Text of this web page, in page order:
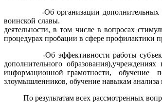
-Об организации дополнительных мер по
воинской славы. -Об
деятельности, в том числе в вопросах
процедурах пробации в сфере
-Об эффективности работы субъектов
дополнительного
информационной грамотности, обучение
злоумышленников, обучение навыкам
По результатам всех рассмотренных